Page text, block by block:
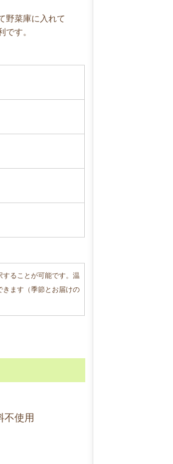
野菜庫に入れて
す。
ることが可能です。温
きます（季節とお届けの
不使用